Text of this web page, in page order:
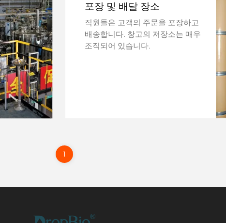
포장 및 배달 장소
직원들은 고객의 주문을 포장하고
배송합니다. 창고의 저장소는 매우
조직되어 있습니다.
1